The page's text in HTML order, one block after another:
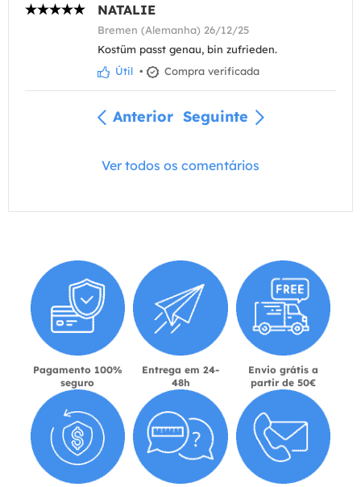
NATALIE
Bremen (Alemanha) 26/12/25
Kostüm passt genau, bin zufrieden.
Útil • Compra verificada
Anterior Seguinte
Ver todos os comentários
Pagamento 100%
seguro
Entrega em 24-
48h
Envio grátis a
partir de 50€